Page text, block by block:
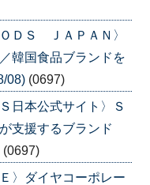
ＤＳ ＪＡＰＡＮ〉
韓国食品ブランドを
08) (0697)
日本公式サイト〉Ｓ
支援するブランド
(0697)
〉ダイヤコーポレー